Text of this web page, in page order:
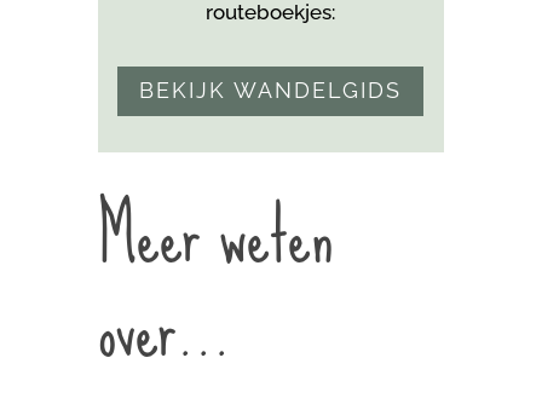
routeboekjes:
BEKIJK WANDELGIDS
Meer weten
over…